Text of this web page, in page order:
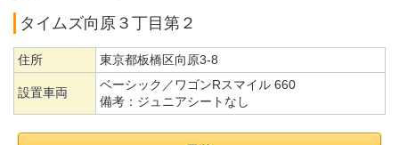
タイムズ向原３丁目第２
住所 東京都板橋区向原3-8
設置車両
ベーシック／ワゴンRスマイル 660
備考： ジュニアシートなし